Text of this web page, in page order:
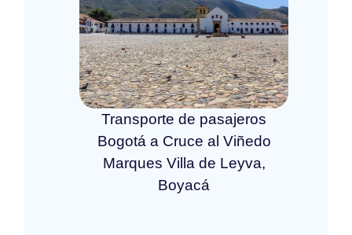
Transporte de pasajeros
Bogotá a Cruce al Viñedo
Marques Villa de Leyva,
Boyacá